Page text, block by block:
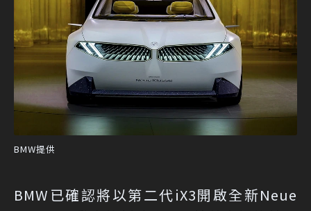
BMW提供
BMW已確認將以第二代iX3開啟全新Neue